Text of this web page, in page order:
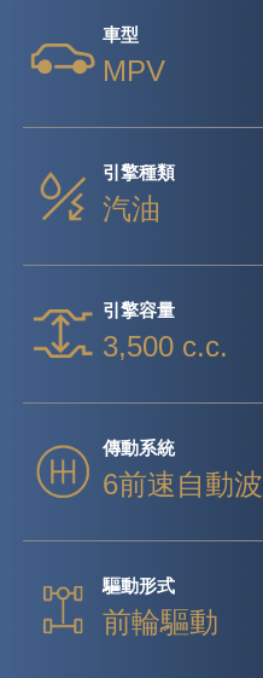
車型
MPV
引擎種類
汽油
引擎容量
3,500 c.c.
傳動系統
6前速自動波
驅動形式
前輪驅動